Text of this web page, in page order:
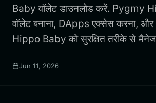
Baby वॉलेट डाउनलोड करें. Pygmy
वॉलेट बनाना, DApps एक्सेस करना,
Hippo Baby को सुरक्षित तरीके से
Jun 11, 2026